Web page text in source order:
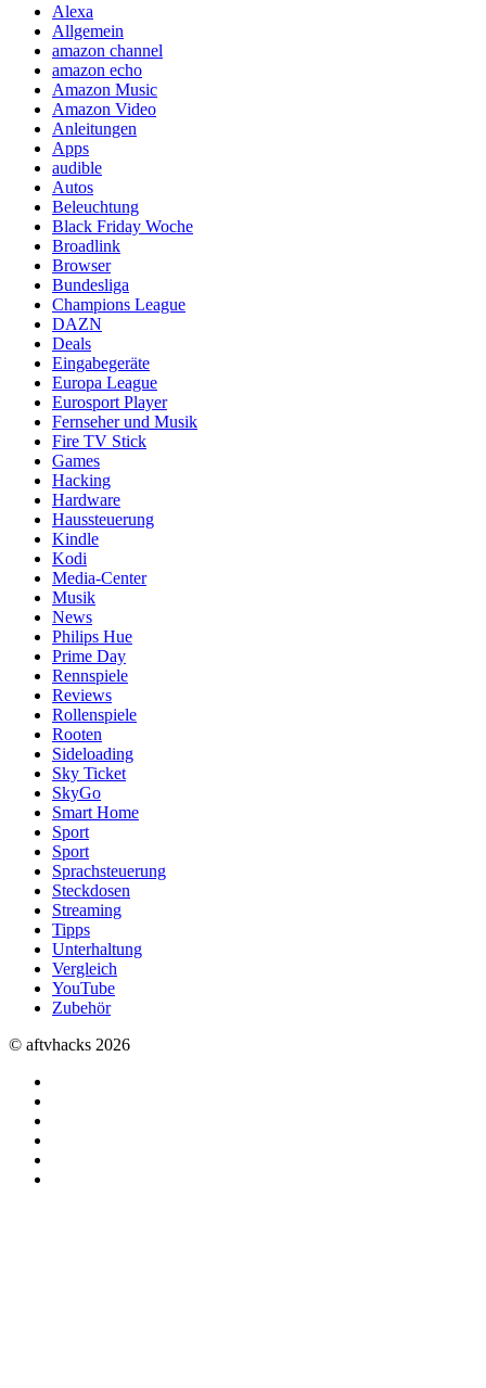
Alexa
Allgemein
amazon channel
amazon echo
Amazon Music
Amazon Video
Anleitungen
Apps
audible
Autos
Beleuchtung
Black Friday Woche
Broadlink
Browser
Bundesliga
Champions League
DAZN
Deals
Eingabegeräte
Europa League
Eurosport Player
Fernseher und Musik
Fire TV Stick
Games
Hacking
Hardware
Haussteuerung
Kindle
Kodi
Media-Center
Musik
News
Philips Hue
Prime Day
Rennspiele
Reviews
Rollenspiele
Rooten
Sideloading
Sky Ticket
SkyGo
Smart Home
Sport
Sport
Sprachsteuerung
Steckdosen
Streaming
Tipps
Unterhaltung
Vergleich
YouTube
Zubehör
© aftvhacks 2026